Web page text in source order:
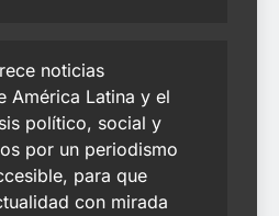
noticias
América Latina y el
político, social y
por un periodismo
para que
con mirada